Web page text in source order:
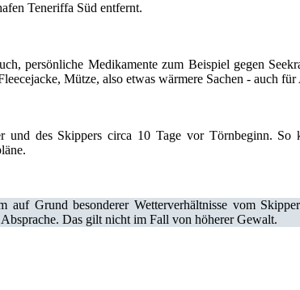
Teneriffa Süd entfernt.
persönliche Medikamente zum Beispiel gegen
Mütze, also etwas wärmere Sachen - auch
des Skippers circa 10 Tage vor Törnbeginn. So
auf Grund besonderer Wetterverhältnisse vom
Das gilt nicht im Fall von höherer Gewalt.